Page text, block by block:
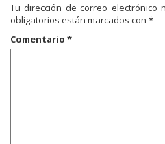
Tu dirección de correo electrónico
obligatorios están marcados con *
Comentario *